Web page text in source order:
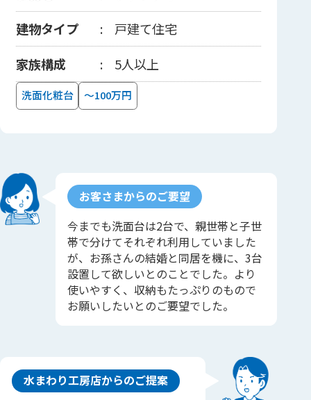
建物タイプ
戸建て住宅
家族構成
5人以上
洗面化粧台 ～100万円
お客さまからのご要望
今までも洗面台は2台で、親世帯と子世
帯で分けてそれぞれ利用していました
が、お孫さんの結婚と同居を機に、3台
設置して欲しいとのことでした。より
使いやすく、収納もたっぷりのもので
お願いしたいとのご要望でした。
水まわり工房店からのご提案